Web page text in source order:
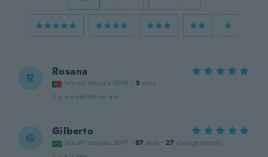
R Rosana
Inscrit depuis 2015 · 3 avis
il y a environ un an
G Gilberto
Inscrit depuis 2017 · 67 avis · 27 chargements